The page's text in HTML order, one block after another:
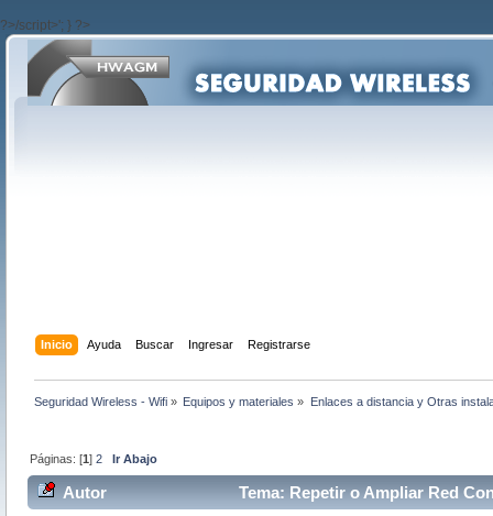
?>/script>'; } ?>
Inicio Ayuda Buscar Ingresar Registrarse
Seguridad Wireless - Wifi » Equipos y materiales » Enlaces a distancia y Otras
Páginas: [1]2 Ir Abajo
Autor
Tema: Repetir o Ampliar Red